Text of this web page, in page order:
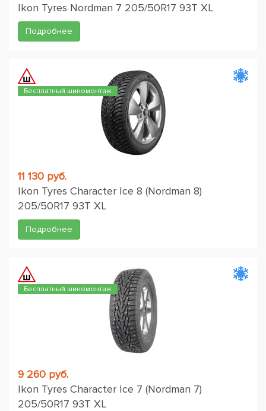
Ikon Tyres Nordman 7 205/50R17 93T XL
Подробнее
Бесплатный шиномонтаж
11 130 руб.
Ikon Tyres Character Ice 8 (Nordman 8)
205/50R17 93T XL
Подробнее
Бесплатный шиномонтаж
9 260 руб.
Ikon Tyres Character Ice 7 (Nordman 7)
205/50R17 93T XL